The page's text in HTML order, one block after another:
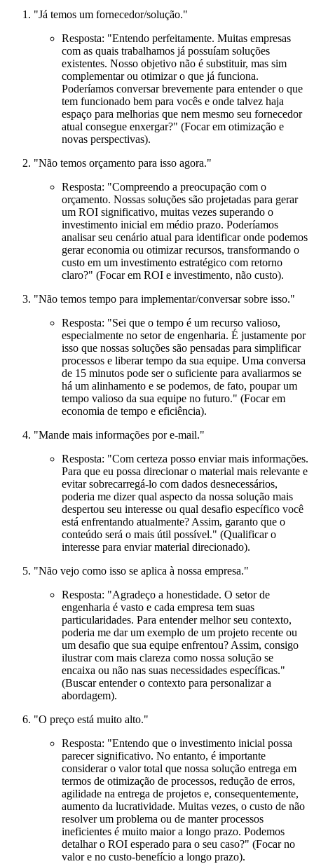
"Já temos um fornecedor/solução."
Resposta: "Entendo perfeitamente. Muitas empresas
com as quais trabalhamos já possuíam soluções
existentes. Nosso objetivo não é substituir, mas sim
complementar ou otimizar o que já funciona.
Poderíamos conversar brevemente para entender o que
tem funcionado bem para vocês e onde talvez haja
espaço para melhorias que nem mesmo seu fornecedor
atual consegue enxergar?" (Focar em otimização e
novas perspectivas).
"Não temos orçamento para isso agora."
Resposta: "Compreendo a preocupação com o
orçamento. Nossas soluções são projetadas para gerar
um ROI significativo, muitas vezes superando o
investimento inicial em médio prazo. Poderíamos
analisar seu cenário atual para identificar onde podemos
gerar economia ou otimizar recursos, transformando o
custo em um investimento estratégico com retorno
claro?" (Focar em ROI e investimento, não custo).
"Não temos tempo para implementar/conversar sobre isso."
Resposta: "Sei que o tempo é um recurso valioso,
especialmente no setor de engenharia. É justamente por
isso que nossas soluções são pensadas para simplificar
processos e liberar tempo da sua equipe. Uma conversa
de 15 minutos pode ser o suficiente para avaliarmos se
há um alinhamento e se podemos, de fato, poupar um
tempo valioso da sua equipe no futuro." (Focar em
economia de tempo e eficiência).
"Mande mais informações por e-mail."
Resposta: "Com certeza posso enviar mais informações.
Para que eu possa direcionar o material mais relevante e
evitar sobrecarregá-lo com dados desnecessários,
poderia me dizer qual aspecto da nossa solução mais
despertou seu interesse ou qual desafio específico você
está enfrentando atualmente? Assim, garanto que o
conteúdo será o mais útil possível." (Qualificar o
interesse para enviar material direcionado).
"Não vejo como isso se aplica à nossa empresa."
Resposta: "Agradeço a honestidade. O setor de
engenharia é vasto e cada empresa tem suas
particularidades. Para entender melhor seu contexto,
poderia me dar um exemplo de um projeto recente ou
um desafio que sua equipe enfrentou? Assim, consigo
ilustrar com mais clareza como nossa solução se
encaixa ou não nas suas necessidades específicas."
(Buscar entender o contexto para personalizar a
abordagem).
"O preço está muito alto."
Resposta: "Entendo que o investimento inicial possa
parecer significativo. No entanto, é importante
considerar o valor total que nossa solução entrega em
termos de otimização de processos, redução de erros,
agilidade na entrega de projetos e, consequentemente,
aumento da lucratividade. Muitas vezes, o custo de não
resolver um problema ou de manter processos
ineficientes é muito maior a longo prazo. Podemos
detalhar o ROI esperado para o seu caso?" (Focar no
valor e no custo-benefício a longo prazo).